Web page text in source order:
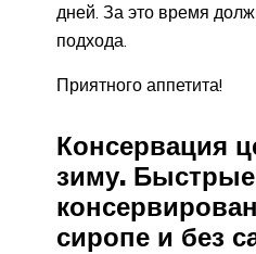
дней. За это время
подхода.
Приятного аппетита!
Консервация
зиму.
сиропе и без